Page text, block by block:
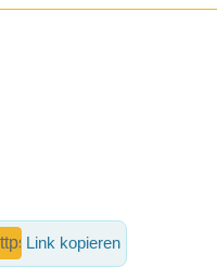
Link kopieren